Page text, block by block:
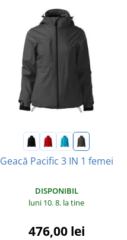
Geacă Pacific 3 IN 1 femei
DISPONIBIL
luni 10. 8. la tine
476,00 lei